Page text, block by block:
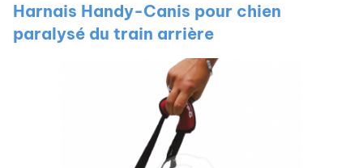
Harnais Handy-Canis pour chien
paralysé du train arrière